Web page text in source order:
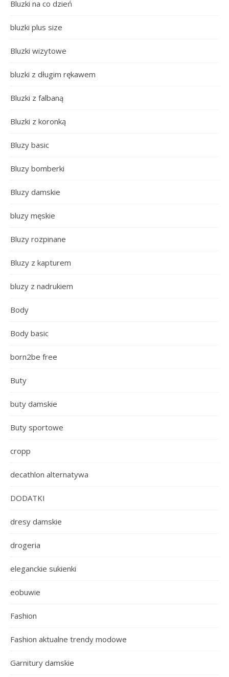
Bluzki na co dzień
bluzki plus size
Bluzki wizytowe
bluzki z długim rękawem
Bluzki z falbaną
Bluzki z koronką
Bluzy basic
Bluzy bomberki
Bluzy damskie
bluzy męskie
Bluzy rozpinane
Bluzy z kapturem
bluzy z nadrukiem
Body
Body basic
born2be free
Buty
buty damskie
Buty sportowe
cropp
decathlon alternatywa
DODATKI
dresy damskie
drogeria
eleganckie sukienki
eobuwie
Fashion
Fashion aktualne trendy modowe
Garnitury damskie